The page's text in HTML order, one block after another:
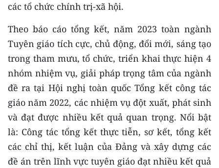
Media Du lịch
Media Thế giới
Media Thể thao
Media Giáo dục
Media Y tế
Media Khoa học - Công nghệ
Media Môi trường
Ảnh
các tổ chức chính trị-xã hội.
Theo báo cáo tổng kết, năm 2023 toàn ngành
Tuyên giáo tích cực, chủ động, đổi mới, sáng tạo
trong tham mưu, tổ chức, triển khai thực hiện 4
nhóm nhiệm vụ, giải pháp trọng tâm của ngành
đề ra tại Hội nghị toàn quốc Tổng kết công tác
giáo năm 2022, các nhiệm vụ đột xuất, phát sinh
và đạt được nhiều kết quả quan trọng. Nổi bật
là: Công tác tổng kết thực tiễn, sơ kết, tổng kết
các chỉ thị, kết luận của Đảng và xây dựng các
đề án trên lĩnh vực tuyên giáo đạt nhiều kết quả